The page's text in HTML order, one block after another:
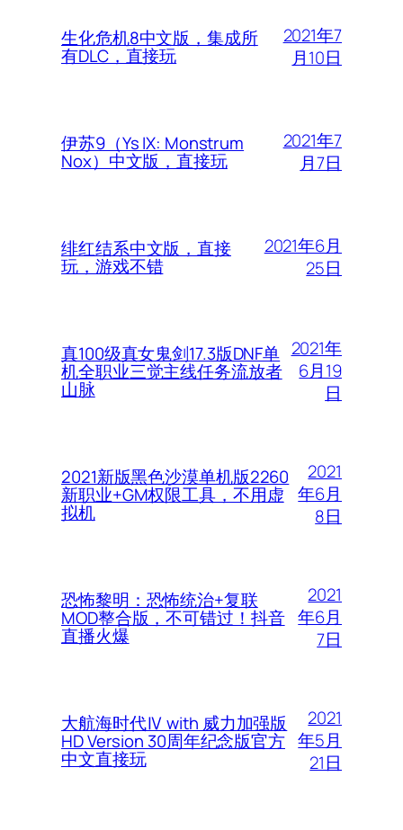
生化危机8中文版，集成所
有DLC，直接玩
2021年7
月10日
伊苏9（Ys IX: Monstrum
Nox）中文版，直接玩
2021年7
月7日
绯红结系中文版，直接
玩，游戏不错
2021年6月
25日
真100级真女鬼剑17.3版DNF单
机全职业三觉主线任务流放者
山脉
2021年
6月19
日
2021新版黑色沙漠单机版2260
新职业+GM权限工具，不用虚
拟机
2021
年6月
8日
恐怖黎明：恐怖统治+复联
MOD整合版，不可错过！抖音
直播火爆
2021
年6月
7日
大航海时代Ⅳ with 威力加强版
HD Version 30周年纪念版官方
中文直接玩
2021
年5月
21日